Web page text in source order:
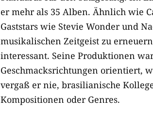
er mehr als 35 Alben. Ähnlich wie
Gaststars wie Stevie Wonder und
musikalischen Zeitgeist zu
interessant. Seine Produktionen
Geschmacksrichtungen orientiert,
vergaß er nie, brasilianische
Kompositionen oder Genres.